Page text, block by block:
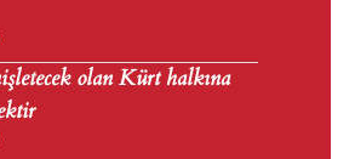
olan Kürt halkına